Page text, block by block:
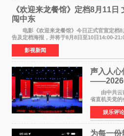
《欢迎来龙餐馆》定档8月11
闯中东
电影《欢迎来龙餐馆》今日正式官宣定档8
告及定档海报，并将于8月8日至10日14:00-
食大片，影片讲述的是中国厨师徐福（沈腾
影视新闻
声入人心
——2026
论我来
由中共云南
省直机关党的
至5日在昆明
开创云南发
特色社会主义
娱乐评论
为每一份